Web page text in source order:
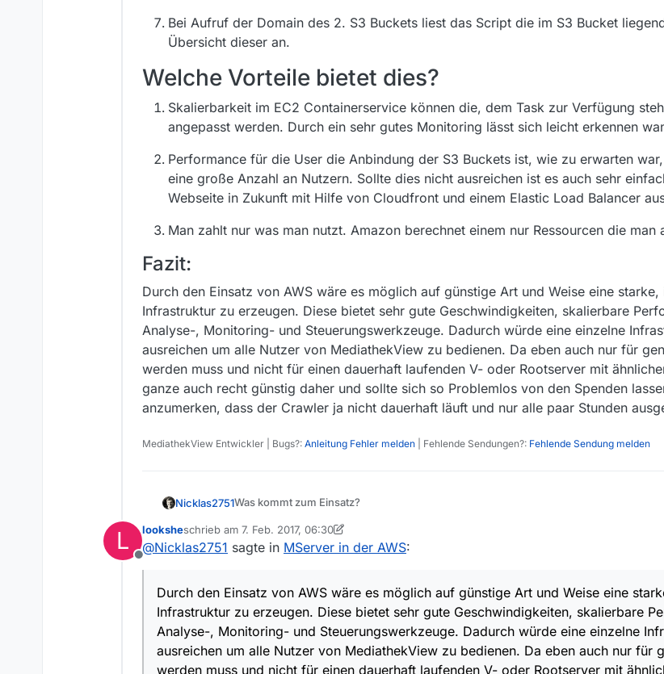
Bei Aufruf der Domain des 2. S3 Buckets liest das Script die im S3 Bucket
Übersicht dieser an.
Welche Vorteile bietet dies?
Skalierbarkeit im EC2 Containerservice können die, dem Task zur Verfügung
angepasst werden. Durch ein sehr gutes Monitoring lässt sich leicht erkennen
Performance für die User die Anbindung der S3 Buckets ist, wie zu erwarten
eine große Anzahl an Nutzern. Sollte dies nicht ausreichen ist es auch sehr
Webseite in Zukunft mit Hilfe von Cloudfront und einem Elastic Load Balancer
Man zahlt nur was man nutzt. Amazon berechnet einem nur Ressourcen die man
Fazit:
Durch den Einsatz von AWS wäre es möglich auf günstige Art und Weise eine
Infrastruktur zu erzeugen. Diese bietet sehr gute Geschwindigkeiten, skalierbare
Analyse-, Monitoring- und Steuerungswerkzeuge. Dadurch würde eine einzelne
ausreichen um alle Nutzer von MediathekView zu bedienen. Da eben auch nur für
werden muss und nicht für einen dauerhaft laufenden V- oder Rootserver mit
ganze auch recht günstig daher und sollte sich so Problemlos von den Spenden
anzumerken, dass der Crawler ja nicht dauerhaft läuft und nur alle paar Stunden
MediathekView Entwickler | Bugs?: Anleitung Fehler melden | Fehlende Sendungen?: Fehlende Sendung melden
Nicklas2751Was kommt zum Einsatz?
EC2 Container Service
Hier drin läuft der MServer
Hier laufen 2 Buckets:
Bucket mit den Konfigurationsdateien für den MServer
Bucket für die erstellten Filmlisten zusätzlich noch eine index.html
und “Static Website Hosting” zu folgender Ausgabe führt:
website.eu-central-1.amazonaws.com/
Beispiel Ablauf
Der Container-Task ruft nun den aktuellsten MServerDockercontainerab und
unter Angabe der benötigten Environmentvariables aus.
Im Dockercontainer werden entsprechend der Environmentvariables die
angezogen.
Skalierbarkeit im EC2 Containerservice können die, dem Task zur Verfügung
angepasst werden. Durch ein sehr gutes Monitoring lässt sich leicht erkennen
Performance für die User die Anbindung der S3 Buckets ist, wie zu erwarten
große Anzahl an Nutzern. Sollte dies nicht ausreichen ist es auch sehr einfach
Fazit:
Durch den Einsatz von AWS wäre es möglich auf günstige Art und Weise eine
Infrastruktur zu erzeugen. Diese bietet sehr gute Geschwindigkeiten, skalierbare
Monitoring- und Steuerungswerkzeuge. Dadurch würde eine einzelne Infrastruktur
L
Offline
looksheschrieb am 7. Feb. 2017, 06:30
zuletzt editiert von lookshe2. Juli 2017, 07:33
@Nicklas2751 sagte in MServer in der AWS:
Durch den Einsatz von AWS wäre es möglich auf günstige Art und Weise eine
Infrastruktur zu erzeugen. Diese bietet sehr gute Geschwindigkeiten, skalierbare
Analyse-, Monitoring- und Steuerungswerkzeuge. Dadurch würde eine einzelne
ausreichen um alle Nutzer von MediathekView zu bedienen. Da eben auch nur für
werden muss und nicht für einen dauerhaft laufenden V- oder Rootserver mit